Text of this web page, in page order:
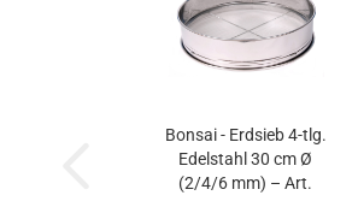
Bonsai - Erdsieb 4-tlg.
Edelstahl 30 cm Ø
(2/4/6 mm) – Art.